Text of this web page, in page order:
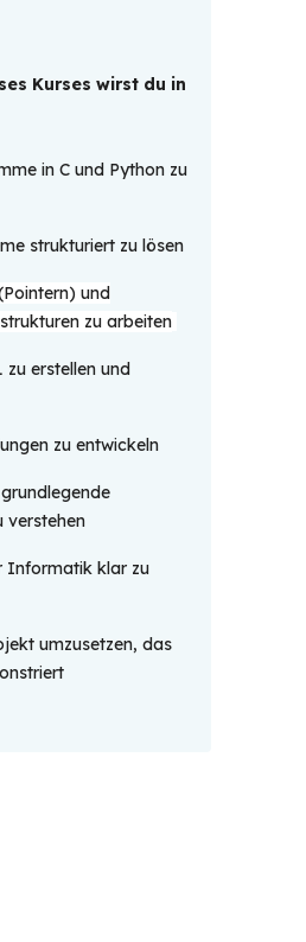
Kurses wirst du in
in C und Python zu
strukturiert zu lösen
und
zu arbeiten
erstellen und
zu entwickeln
verstehen
Informatik klar zu
umzusetzen, das